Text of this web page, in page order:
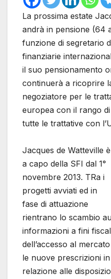
La prossima estate
andrà in pensione (64
funzione di segretario
finanziarie
il suo pensionamento
continuerà a ricoprire
negoziatore per le
europea con il rango
tutte le trattative con
Jacques de Watteville è
a capo della SFI dal 1°
novembre 2013. TRa i
progetti avviati ed in
fase di attuazione
rientrano lo scambio
informazioni a fini
dell’accesso al
le nuove prescrizioni
relazione alle